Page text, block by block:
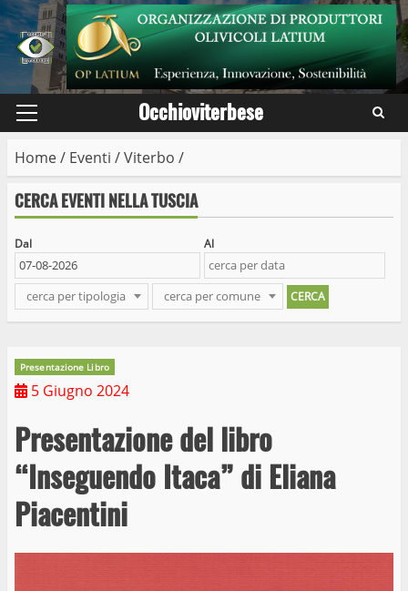
Skip
to
content
Primary
Occhioviterbese
Home/ Eventi /Viterbo /
CERCA EVENTI NELLA TUSCIA
Dal Al
cerca per tipologia cerca per comune
Presentazione Libro
5 Giugno 2024
Presentazione del libro
“Inseguendo Itaca” di Eliana
Piacentini